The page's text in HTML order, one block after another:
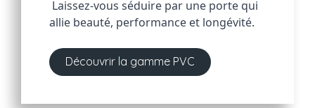
allie beauté, performance et longévité.
Découvrir la gamme PVC